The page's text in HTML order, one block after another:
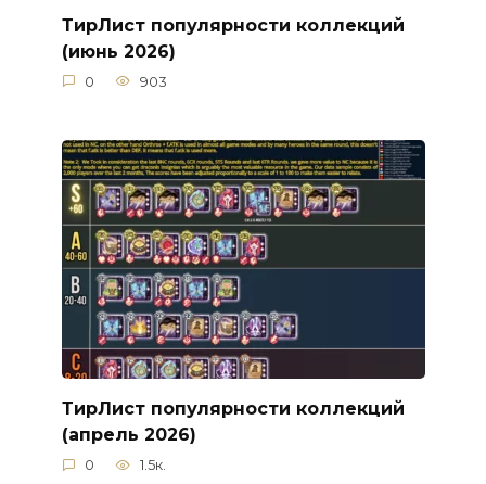
ТирЛист популярности коллекций
(июнь 2026)
0 903
ТирЛист популярности коллекций
(апрель 2026)
0 1.5к.